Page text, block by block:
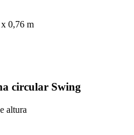
circular Swing
altura